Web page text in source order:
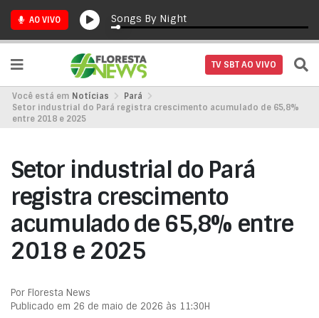
AO VIVO Songs By Night
TV SBT AO VIVO
Você está em Notícias
Pará
Setor industrial do Pará registra crescimento acumulado de 65,8%
entre 2018 e 2025
Setor industrial do Pará
registra crescimento
acumulado de 65,8% entre
2018 e 2025
Por Floresta News
Publicado em 26 de maio de 2026 às 11:30H